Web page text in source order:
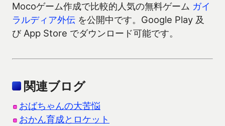
Mocoゲーム作成で比較的人気の無料ゲーム ガイ
ラルディア外伝 を公開中です。Google Play 及
び App Store でダウンロード可能です。
関連ブログ
おばちゃんの大苦悩
おかん育成とロケット